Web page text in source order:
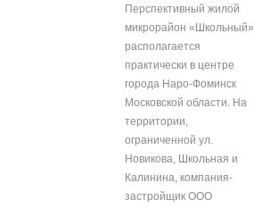
Перспективный жилой
микрорайон «Школьный»
располагается
практически в центре
города Наро-Фоминск
Московской области. На
территории,
ограниченной ул.
Новикова, Школьная и
Калинина, компания-
застройщик ООО